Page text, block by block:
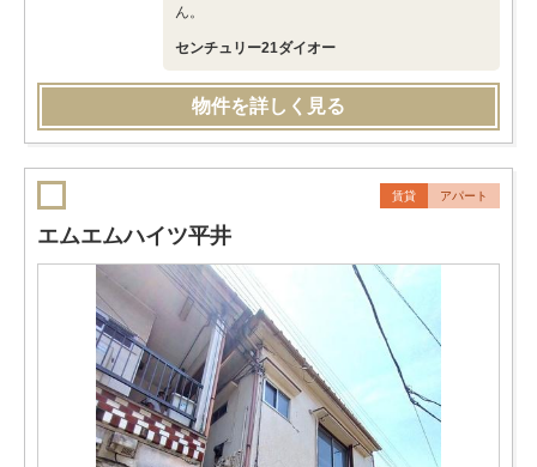
ん。
センチュリー21ダイオー
物件を詳しく見る
賃貸 アパート
エムエムハイツ平井